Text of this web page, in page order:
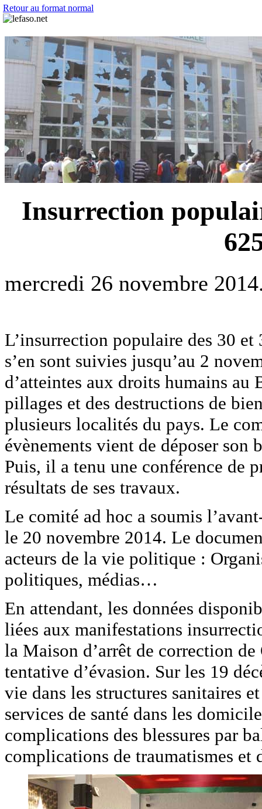
Retour au format normal
Insurrection
mercredi 26 novembre
L’insurrection populaire des 30
s’en sont suivies jusqu’au 2
d’atteintes aux droits humains au
pillages et des destructions de
plusieurs localités du pays. Le
évènements vient de déposer
Puis, il a tenu une conférence de
résultats de ses travaux.
Le comité ad hoc a soumis
le 20 novembre 2014. Le
acteurs de la vie politique :
politiques, médias…
En attendant, les données
liées aux manifestations
la Maison d’arrêt de correction
tentative d’évasion. Sur les 19
vie dans les structures sanitaires
services de santé dans les
complications des blessures par
complications de traumatismes et